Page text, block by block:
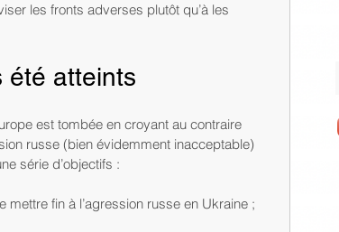
les fronts adverses plutôt qu’à les
été atteints
est tombée en croyant au contraire
russe (bien évidemment inacceptable)
série d’objectifs :
fin à l’agression russe en Ukraine ;